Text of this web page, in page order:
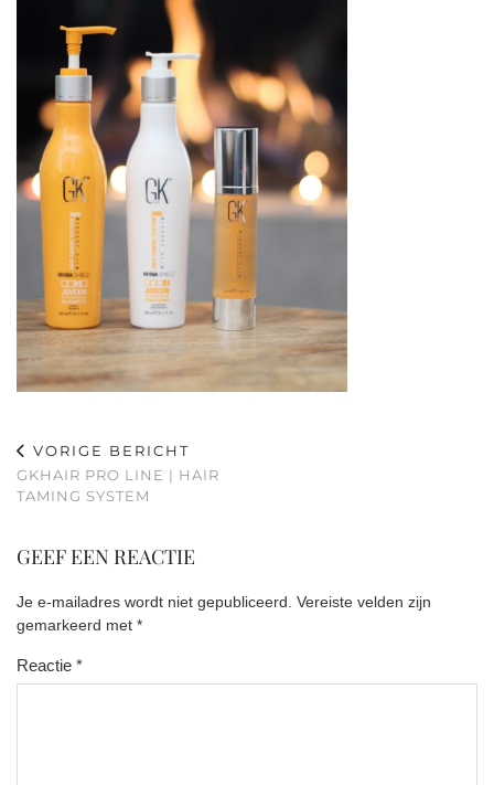
VORIGE BERICHT
GKHAIR PRO LINE | HAIR
TAMING SYSTEM
GEEF EEN REACTIE
Je e-mailadres wordt niet gepubliceerd. Vereiste velden zijn
gemarkeerd met *
Reactie *